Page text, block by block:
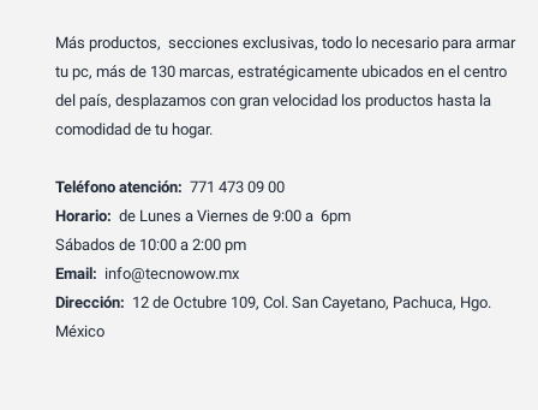
Más productos, secciones exclusivas, todo lo necesario para armar
tu pc, más de 130 marcas, estratégicamente ubicados en el centro
del país, desplazamos con gran velocidad los productos hasta la
comodidad de tu hogar.
Teléfono atención: 771 473 09 00
Horario: de Lunes a Viernes de 9:00 a 6pm
Sábados de 10:00 a 2:00 pm
Email: info@tecnowow.mx
Dirección: 12 de Octubre 109, Col. San Cayetano, Pachuca, Hgo.
México